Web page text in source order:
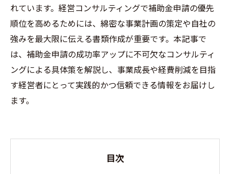
れています。経営コンサルティングで補助金申請の優先
順位を高めるためには、綿密な事業計画の策定や自社の
強みを最大限に伝える書類作成が重要です。本記事で
は、補助金申請の成功率アップに不可欠なコンサルティ
ングによる具体策を解説し、事業成長や経費削減を目指
す経営者にとって実践的かつ信頼できる情報をお届けし
ます。
目次